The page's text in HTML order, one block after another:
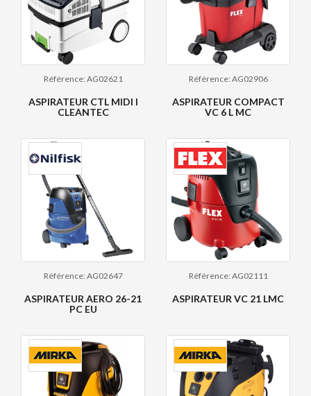
Référence: AG02621
ASPIRATEUR CTL MIDI I
CLEANTEC
Référence: AG02906
ASPIRATEUR COMPACT
VC 6 L MC
Référence: AG02647
ASPIRATEUR AERO 26-21
PC EU
Référence: AG02111
ASPIRATEUR VC 21 LMC